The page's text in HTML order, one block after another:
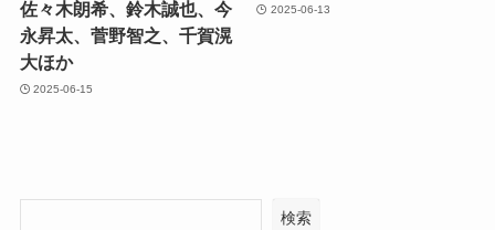
佐々木朗希、鈴木誠也、今
永昇太、菅野智之、千賀滉
大ほか
2025-06-15
2025-06-13
検索